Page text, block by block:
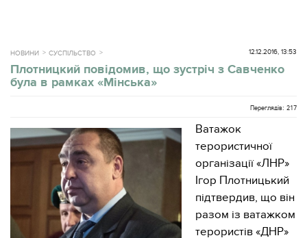
НОВИНИ СУСПІЛЬСТВО 12.12.2016, 13:53
Плотницкий повідомив, що зустріч з Савченко
була в рамках «Мінська»
Переглядів: 217
Ватажок
терористичної
організації «ЛНР»
Ігор Плотницький
підтвердив, що він
разом із ватажком
терористів «ДНР»